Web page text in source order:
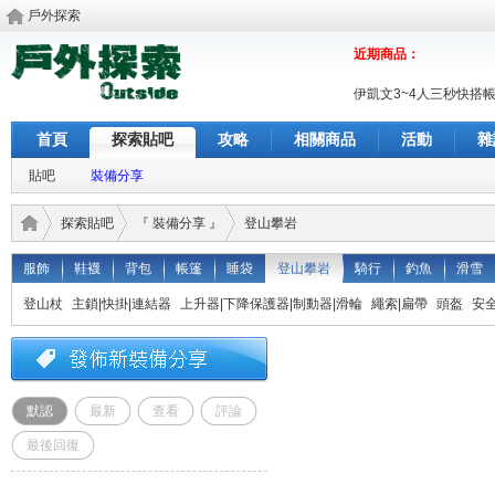
戶外探索
近期商品：
伊凱文3~4人三秒快搭
首頁 探索貼吧 攻略 相關商品 活動
貼吧 裝備分享
探索貼吧 『 裝備分享 』 登山攀岩
服飾 鞋襪 背包 帳篷 睡袋 登山攀岩 騎行 釣魚 滑雪
登山杖 主鎖|快掛|連結器 上升器|下降保護器|制動器|滑輪 繩索|扁帶 頭盔 安
默認 最新 查看 評論
最後回復